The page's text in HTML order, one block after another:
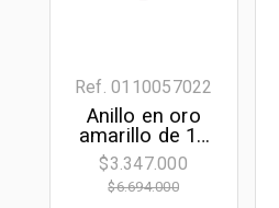
Ref. 0110057022
Anillo en oro
amarillo de 18
Kilates, con rubí
central de 0.70
Ct y decoración
$3.347.000
$6.694.000